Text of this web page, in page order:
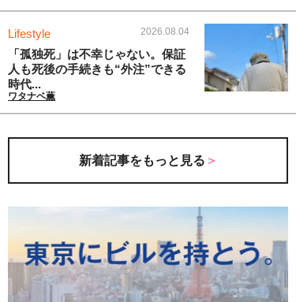
Lifestyle 2026.08.04
「孤独死」は不幸じゃない。保証
人も死後の手続きも“外注”できる
時代...
ワタナベ薫
新着記事をもっと見る